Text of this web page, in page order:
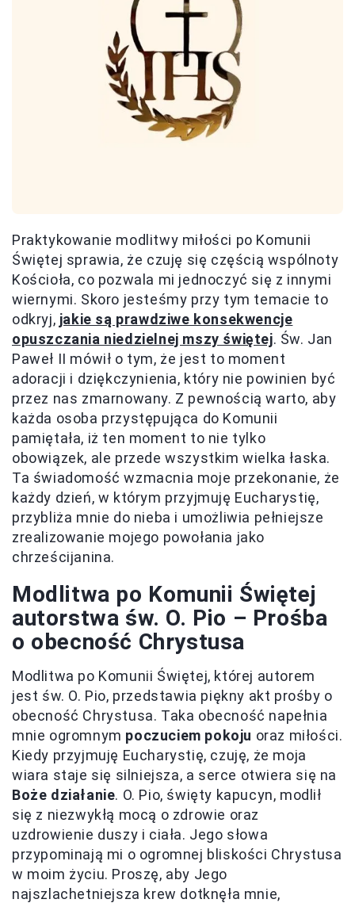
Praktykowanie modlitwy miłości po Komunii
Świętej sprawia, że czuję się częścią wspólnoty
Kościoła, co pozwala mi jednoczyć się z innymi
wiernymi. Skoro jesteśmy przy tym temacie to
odkryj, jakie są prawdziwe konsekwencje
opuszczania niedzielnej mszy świętej. Św. Jan
Paweł II mówił o tym, że jest to moment
adoracji i dziękczynienia, który nie powinien być
przez nas zmarnowany. Z pewnością warto, aby
każda osoba przystępująca do Komunii
pamiętała, iż ten moment to nie tylko
obowiązek, ale przede wszystkim wielka łaska.
Ta świadomość wzmacnia moje przekonanie, że
każdy dzień, w którym przyjmuję Eucharystię,
przybliża mnie do nieba i umożliwia pełniejsze
zrealizowanie mojego powołania jako
chrześcijanina.
Modlitwa po Komunii Świętej
autorstwa św. O. Pio – Prośba
o obecność Chrystusa
Modlitwa po Komunii Świętej, której autorem
jest św. O. Pio, przedstawia piękny akt prośby o
obecność Chrystusa. Taka obecność napełnia
mnie ogromnym poczuciem pokoju oraz miłości.
Kiedy przyjmuję Eucharystię, czuję, że moja
wiara staje się silniejsza, a serce otwiera się na
Boże działanie. O. Pio, święty kapucyn, modlił
się z niezwykłą mocą o zdrowie oraz
uzdrowienie duszy i ciała. Jego słowa
przypominają mi o ogromnej bliskości Chrystusa
w moim życiu. Proszę, aby Jego
najszlachetniejsza krew dotknęła mnie,